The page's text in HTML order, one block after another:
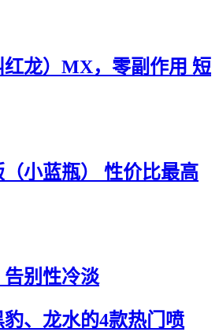
龙）MX，零副作用 短
小蓝瓶） 性价比最高
别性冷淡
、龙水的4款热门喷